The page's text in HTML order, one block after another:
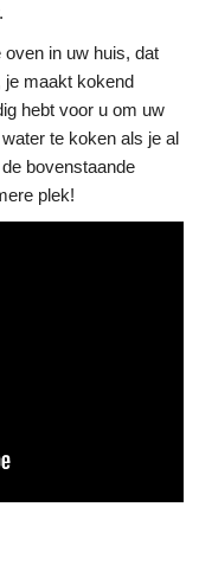
in uw huis, dat
je maakt kokend
hebt voor u om uw
te koken als je al
bovenstaande
plek!